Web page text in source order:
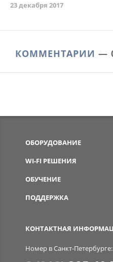
23 декабря 2017
КОММЕНТАРИИ —
КОНТАКТНАЯ
Номер в Санкт-Петербурге:
ОБОРУДОВАНИЕ
WI-FI РЕШЕНИЯ
ОБУЧЕНИЕ
ПОДДЕРЖКА